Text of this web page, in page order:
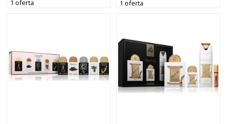
1 oferta 1 oferta